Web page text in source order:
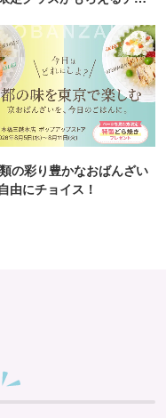
の彩り豊かなおばんざい
由にチョイス！